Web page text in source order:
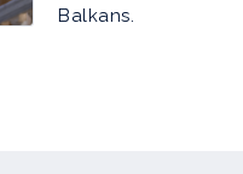
Balkans.